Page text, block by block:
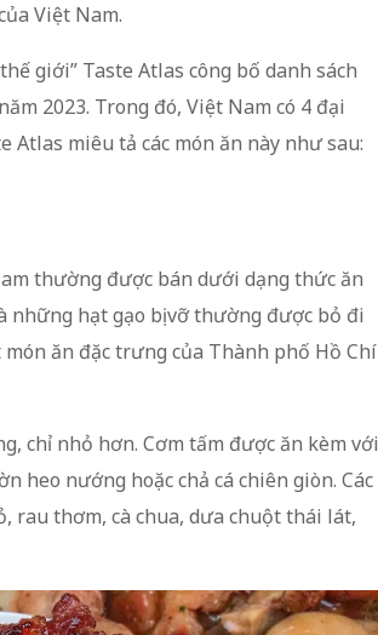
Việt Nam.
giới” Taste Atlas công bố danh sách
2023. Trong đó, Việt Nam có 4 đại
Atlas miêu tả các món ăn này như sau:
thường được bán dưới dạng thức ăn
những hạt gạo bị vỡ thường được bỏ đi
ăn đặc trưng của Thành phố Hồ Chí
chỉ nhỏ hơn. Cơm tấm được ăn kèm với
nướng hoặc chả cá chiên giòn. Các
rau thơm, cà chua, dưa chuột thái lát,